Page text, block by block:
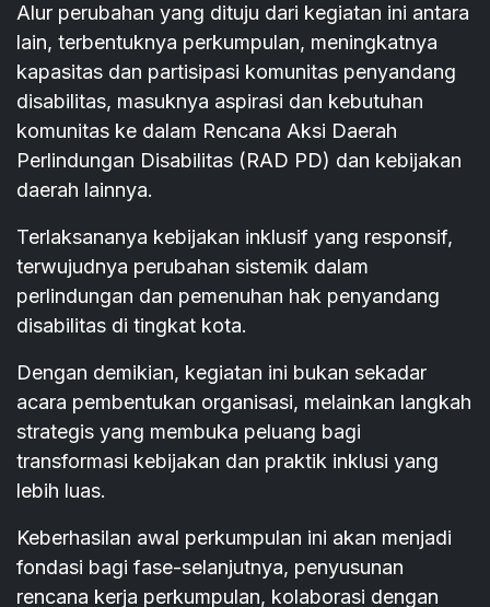
Alur perubahan yang dituju dari kegiatan ini antara
lain, terbentuknya perkumpulan, meningkatnya
kapasitas dan partisipasi komunitas penyandang
disabilitas, masuknya aspirasi dan kebutuhan
komunitas ke dalam Rencana Aksi Daerah
Perlindungan Disabilitas (RAD PD) dan kebijakan
daerah lainnya.
Terlaksananya kebijakan inklusif yang responsif,
terwujudnya perubahan sistemik dalam
perlindungan dan pemenuhan hak penyandang
disabilitas di tingkat kota.
Dengan demikian, kegiatan ini bukan sekadar
acara pembentukan organisasi, melainkan langkah
strategis yang membuka peluang bagi
transformasi kebijakan dan praktik inklusi yang
lebih luas.
Keberhasilan awal perkumpulan ini akan menjadi
fondasi bagi fase-selanjutnya, penyusunan
rencana kerja perkumpulan, kolaborasi dengan